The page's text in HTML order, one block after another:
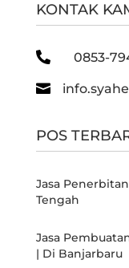
KONTAK
 0853-

POS
Jasa
Tengah
Jasa
| Di Banjarbaru